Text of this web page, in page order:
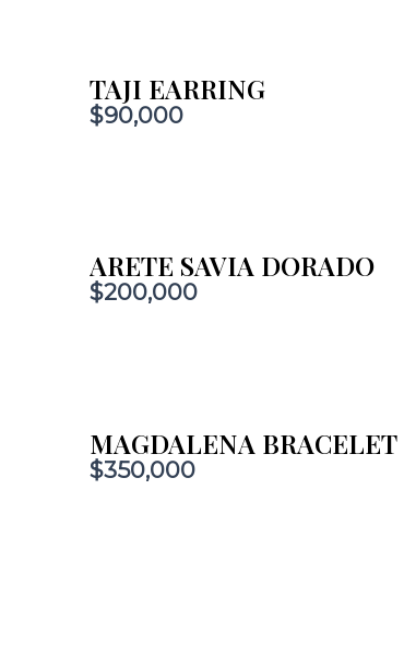
TAJI EARRING
$90,000
ARETE SAVIA DORADO
$200,000
MAGDALENA BRACELET
$350,000